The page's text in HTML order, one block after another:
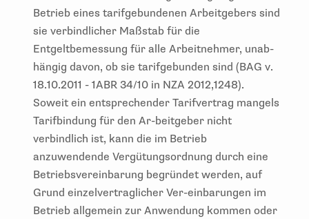
Betrieb eines tarifgebundenen Arbeitgebers sind
sie verbindlicher Maßstab für die
Entgeltbemessung für alle Arbeitnehmer, unab-
hängig davon, ob sie tarifgebunden sind (BAG v.
18.10.2011 - 1ABR 34/10 in NZA 2012,1248).
Soweit ein entsprechender Tarifvertrag mangels
Tarifbindung für den Ar-beitgeber nicht
verbindlich ist, kann die im Betrieb
anzuwendende Vergütungsordnung durch eine
Betriebsvereinbarung begründet werden, auf
Grund einzelvertraglicher Ver-einbarungen im
Betrieb allgemein zur Anwendung kommen oder